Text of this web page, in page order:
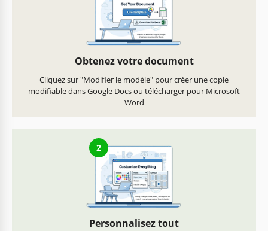
Obtenez votre document
Cliquez sur "Modifier le modèle" pour créer une copie
modifiable dans Google Docs ou télécharger pour Microsoft
Word
2
Personnalisez tout